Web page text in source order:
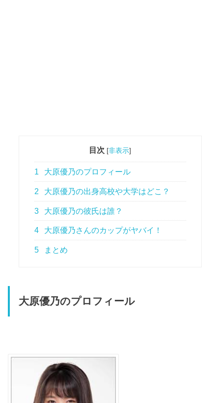
目次 [非表示]
1 大原優乃のプロフィール
2 大原優乃の出身高校や大学はどこ？
3 大原優乃の彼氏は誰？
4 大原優乃さんのカップがヤバイ！
5 まとめ
大原優乃のプロフィール